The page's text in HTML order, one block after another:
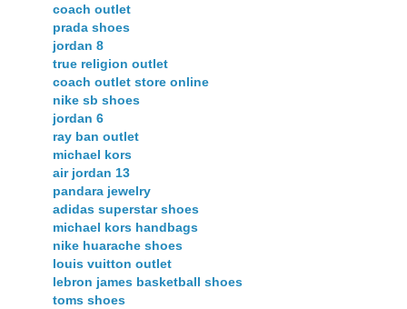
coach outlet
prada shoes
jordan 8
true religion outlet
coach outlet store online
nike sb shoes
jordan 6
ray ban outlet
michael kors
air jordan 13
pandara jewelry
adidas superstar shoes
michael kors handbags
nike huarache shoes
louis vuitton outlet
lebron james basketball shoes
toms shoes